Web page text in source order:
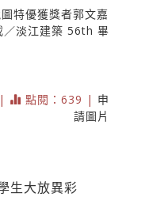
特優獲獎者郭文嘉
／淡江建築 56th 畢
點閱：639 | 申
請圖片
生大放異彩